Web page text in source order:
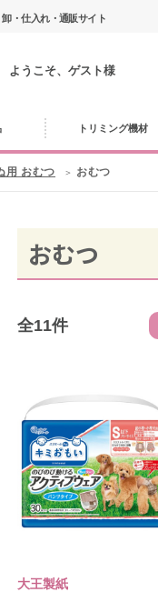
・仕入れ・通販サイト
ようこそ、ゲスト様
トリミング機材
用 おむつ おむつ
おむつ
全11件
大王製紙